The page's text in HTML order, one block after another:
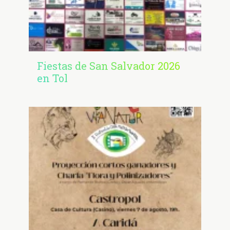
Fiestas de San Salvador 2026
en Tol